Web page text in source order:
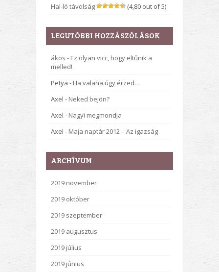
Hal-ló távolság
(4,80 out of 5)
LEGUTÓBBI HOZZÁSZÓLÁSOK
ákos - Ez olyan vicc, hogy eltűnik a
melled!
Petya - Ha valaha úgy érzed…
Axel - Neked bejön?
Axel - Nagyi megmondja
Axel - Maja naptár 2012 – Az igazság
ARCHÍVUM
2019 november
2019 október
2019 szeptember
2019 augusztus
2019 július
2019 június